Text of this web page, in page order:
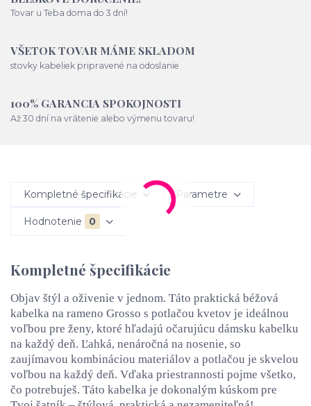
Tovar u Teba doma do 3 dní!
VŠETOK TOVAR MÁME SKLADOM
stovky kabeliek pripravené na odoslanie
100% GARANCIA SPOKOJNOSTI
Až 30 dní na vrátenie alebo výmenu tovaru!
Kompletné špecifikácie Parametre
Hodnotenie 0
Kompletné špecifikácie
Objav štýl a oživenie v jednom. Táto praktická béžová
kabelka na rameno Grosso s potlačou kvetov je ideálnou
voľbou pre ženy, ktoré hľadajú očarujúcu dámsku kabelku
na každý deň. Ľahká, nenáročná na nosenie, so
zaujímavou kombináciou materiálov a potlačou je skvelou
voľbou na každý deň. Vďaka priestrannosti pojme všetko,
čo potrebuješ. Táto kabelka je dokonalým kúskom pre